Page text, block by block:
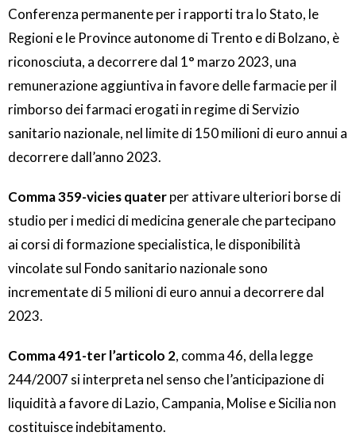
Conferenza permanente per i rapporti tra lo Stato, le
Regioni e le Province autonome di Trento e di Bolzano, è
riconosciuta, a decorrere dal 1° marzo 2023, una
remunerazione aggiuntiva in favore delle farmacie per il
rimborso dei farmaci erogati in regime di Servizio
sanitario nazionale, nel limite di 150 milioni di euro annui a
decorrere dall’anno 2023.
Comma 359-vicies quaterper attivare ulteriori borse di
studio per i medici di medicina generale che partecipano
ai corsi di formazione specialistica, le disponibilità
vincolate sul Fondo sanitario nazionale sono
incrementate di 5 milioni di euro annui a decorrere dal
2023.
Comma 491-ter l’articolo 2, comma 46, della legge
244/2007 si interpreta nel senso che l’anticipazione di
liquidità a favore di Lazio, Campania, Molise e Sicilia non
costituisce indebitamento.